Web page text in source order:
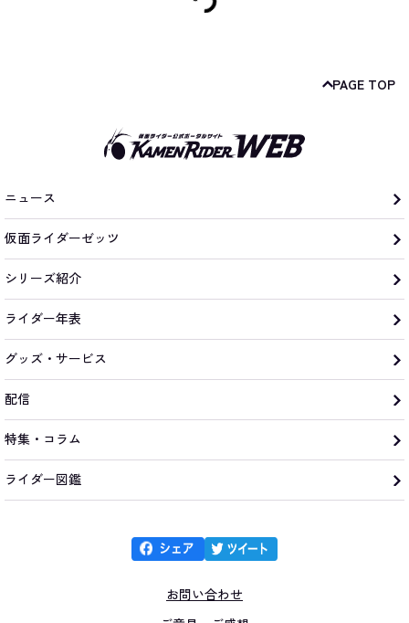
PAGE TOP
ニュース
仮面ライダーゼッツ
シリーズ紹介
ライダー年表
グッズ・サービス
配信
特集・コラム
ライダー図鑑
お問い合わせ